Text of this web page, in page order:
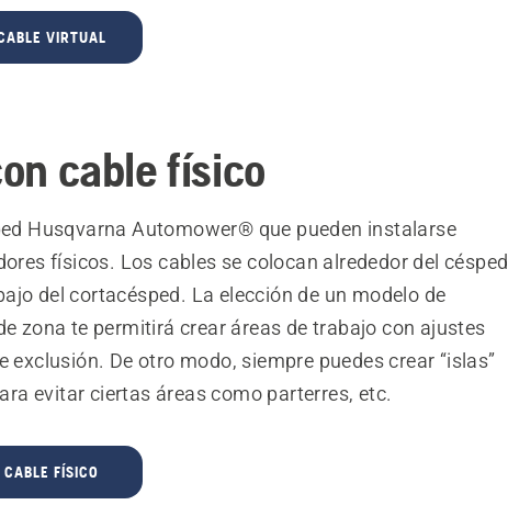
VIRTUAL
cable físico
Husqvarna Automower® que pueden instalarse
físicos. Los cables se colocan alrededor del césped
del cortacésped. La elección de un modelo de
zona te permitirá crear áreas de trabajo con ajustes
exclusión. De otro modo, siempre puedes crear “islas”
evitar ciertas áreas como parterres, etc.
FÍSICO